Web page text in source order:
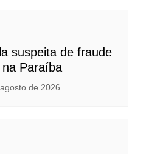
suspeita de fraude
na Paraíba
de 2026